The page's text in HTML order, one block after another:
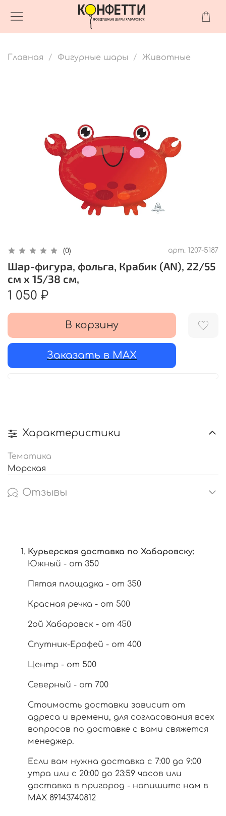
Главная Фигурные шары Животные
(0) арт. 1207-5187
Шар-фигура, фольга, Крабик (AN), 22/55
см х 15/38 см,
1 050 ₽
В корзину
Заказать в MAX
Характеристики
Тематика
Морская
Отзывы
Курьерская доставка по Хабаровску:
Южный - от 350
Пятая площадка - от 350
Красная речка - от 500
2ой Хабаровск - от 450
Спутник-Ерофей - от 400
Центр - от 500
Северный - от 700
Стоимость доставки зависит от
адреса и времени, для согласования всех
вопросов по доставке с вами свяжется
менеджер.
Если вам нужна доставка с 7:00 до 9:00
утра или с 20:00 до 23:59 часов или
доставка в пригород - напишите нам в
МАХ 89143740812